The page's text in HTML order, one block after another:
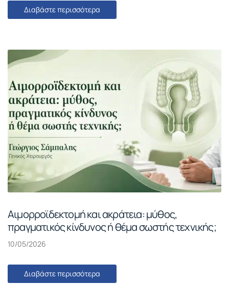
Διαβάστε περισσότερα
Αιμορροϊδεκτομή και ακράτεια: μύθος,
πραγματικός κίνδυνος ή θέμα σωστής τεχνικής;
10/05/2026
Διαβάστε περισσότερα